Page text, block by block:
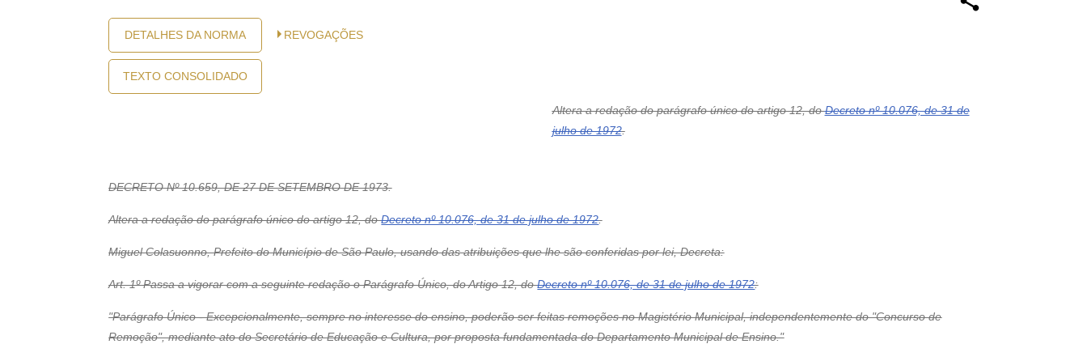
DETALHES DA NORMA
TEXTO CONSOLIDADO
REVOGAÇÕES
Altera a redação do parágrafo único do artigo 12, doDecreto nº 10.076, de 31 de
julho de 1972.
DECRETO Nº 10.659, DE 27 DE SETEMBRO DE 1973.
Altera a redação do parágrafo único do artigo 12, doDecreto nº 10.076, de 31 de julho de 1972.
Miguel Colasuonno, Prefeito do Município de São Paulo, usando das atribuições que lhe são conferidas por lei, Decreta:
Art. 1º Passa a vigorar com a seguinte redação o Parágrafo Único, do Artigo 12, doDecreto nº 10.076, de 31 de julho de 1972:
"Parágrafo Único - Excepcionalmente, sempre no interesse do ensino, poderão ser feitas remoções no Magistério Municipal, independentemente do "Concurso de
Remoção", mediante ato do Secretário de Educação e Cultura, por proposta fundamentada do Departamento Municipal de Ensino."